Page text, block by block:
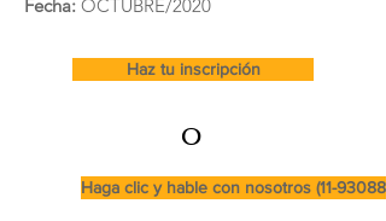
Fecha: OCTUBRE/2020
Haz tu inscripción
O
Haga clic y hable con nosotros (11-93088-